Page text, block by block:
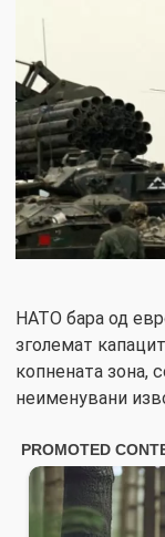
НАТО бара од
зголемат
копнената зона,
неименувани